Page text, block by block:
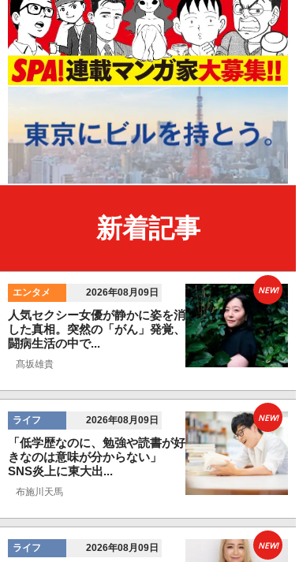
新着記事
エンタメ 2026年08月09日
人気セクシー女優が静かに姿を消
した真相。突然の「がん」発覚、
闘病生活の中で...
髙坂雄貴
NEW!
ライフ 2026年08月09日
「低学歴なのに、勉強や読書が好
きなのは意味が分からない」
SNS炎上に東大出...
布施川天馬
NEW!
ライフ 2026年08月09日 NEW!